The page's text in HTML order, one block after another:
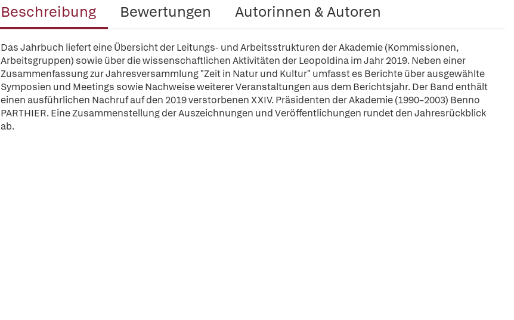
Beschreibung Bewertungen Autorinnen & Autoren
Das Jahrbuch liefert eine Übersicht der Leitungs- und Arbeitsstrukturen der Akademie (Kommissionen,
Arbeitsgruppen) sowie über die wissenschaftlichen Aktivitäten der Leopoldina im Jahr 2019. Neben einer
Zusammenfassung zur Jahresversammlung "Zeit in Natur und Kultur" umfasst es Berichte über ausgewählte
Symposien und Meetings sowie Nachweise weiterer Veranstaltungen aus dem Berichtsjahr. Der Band enthält
einen ausführlichen Nachruf auf den 2019 verstorbenen XXIV. Präsidenten der Akademie (1990–2003) Benno
PARTHIER. Eine Zusammenstellung der Auszeichnungen und Veröffentlichungen rundet den Jahresrückblick
ab.